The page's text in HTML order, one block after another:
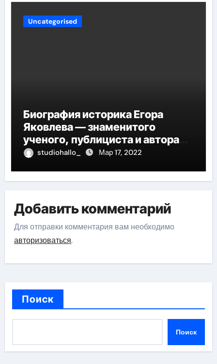
Uncategorised
Биография историка Егора
Яковлева — знаменитого
ученого, публициста и автора
многочисленных научных
огромным вкладом в развитие
исторической науки
studiohallo_ Мар 17, 2022
Добавить комментарий
Для отправки комментария вам необходимо
авторизоваться.
Поиск
Поиск